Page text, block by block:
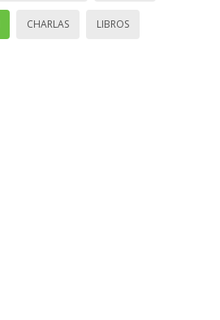
CHARLAS LIBROS